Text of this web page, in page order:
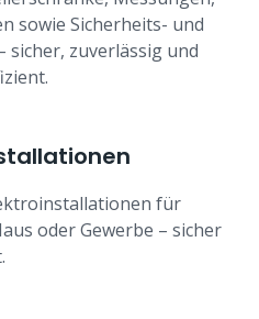
sowie Sicherheits- und
sicher, zuverlässig und
für
oder Gewerbe – sicher